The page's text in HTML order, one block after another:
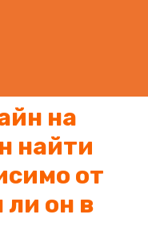
на
найти
от
ли он в